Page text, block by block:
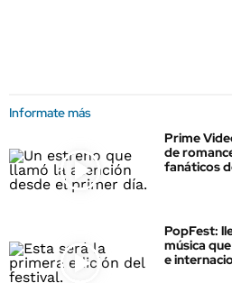
Informate más
Prime
de
fanáticos
PopFest:
música
e